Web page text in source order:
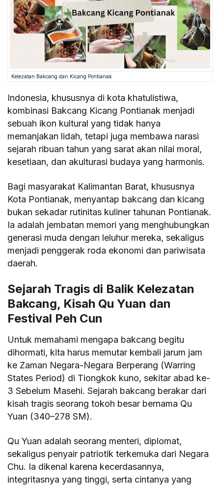
Kelezatan Bakcang dan Kicang Pontianak
Indonesia, khususnya di kota khatulistiwa,
kombinasi Bakcang Kicang Pontianak menjadi
sebuah ikon kultural yang tidak hanya
memanjakan lidah, tetapi juga membawa narasi
sejarah ribuan tahun yang sarat akan nilai moral,
kesetiaan, dan akulturasi budaya yang harmonis.
Bagi masyarakat Kalimantan Barat, khususnya
Kota Pontianak, menyantap bakcang dan kicang
bukan sekadar rutinitas kuliner tahunan Pontianak.
Ia adalah jembatan memori yang menghubungkan
generasi muda dengan leluhur mereka, sekaligus
menjadi penggerak roda ekonomi dan pariwisata
daerah.
Sejarah Tragis di Balik Kelezatan
Bakcang, Kisah Qu Yuan dan
Festival Peh Cun
Untuk memahami mengapa bakcang begitu
dihormati, kita harus memutar kembali jarum jam
ke Zaman Negara-Negara Berperang (Warring
States Period) di Tiongkok kuno, sekitar abad ke-
3 Sebelum Masehi. Sejarah bakcang berakar dari
kisah tragis seorang tokoh besar bernama Qu
Yuan (340–278 SM).
Qu Yuan adalah seorang menteri, diplomat,
sekaligus penyair patriotik terkemuka dari Negara
Chu. Ia dikenal karena kecerdasannya,
integritasnya yang tinggi, serta cintanya yang